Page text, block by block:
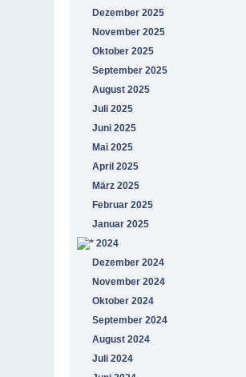
Dezember 2025
November 2025
Oktober 2025
September 2025
August 2025
Juli 2025
Juni 2025
Mai 2025
April 2025
März 2025
Februar 2025
Januar 2025
2024
Dezember 2024
November 2024
Oktober 2024
September 2024
August 2024
Juli 2024